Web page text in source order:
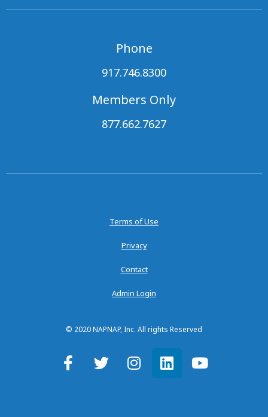
Phone
917.746.8300
Members Only
877.662.7627
Terms of Use
Privacy
Contact
Admin Login
© 2020 NAPNAP, Inc. All rights Reserved